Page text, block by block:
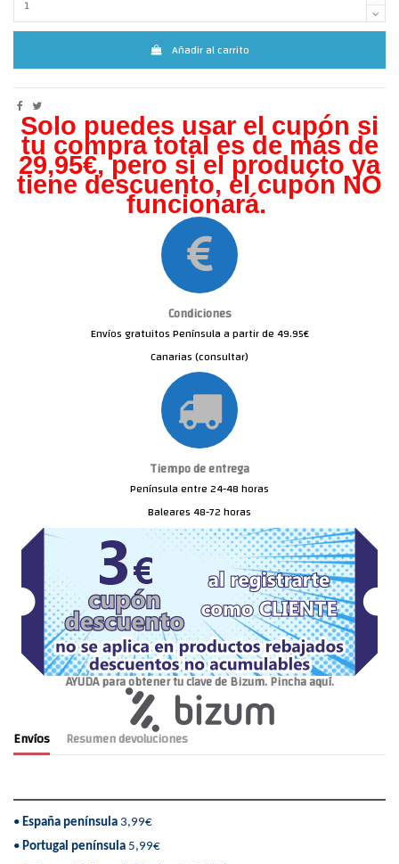
Añadir al carrito
Solo puedes usar el cupón si
tu compra total es de más de
29,95€, pero si el producto ya
tiene descuento, el cupón NO
funcionará.
Condiciones
Envíos gratuitos Península a partir de 49.95€
Canarias (consultar)
Tiempo de entrega
Península entre 24-48 horas
Baleares 48-72 horas
AYUDA para obtener tu clave de Bizum. Pincha aquí.
Envíos Resumen devoluciones
• España península 3,99€
• Portugal península 5,99€